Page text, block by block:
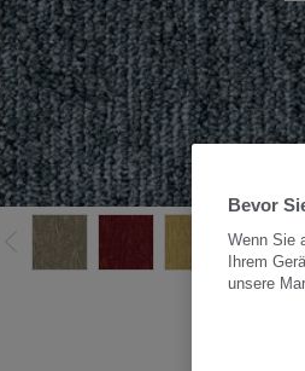
Bevor
Wenn Sie
Ihrem
unsere